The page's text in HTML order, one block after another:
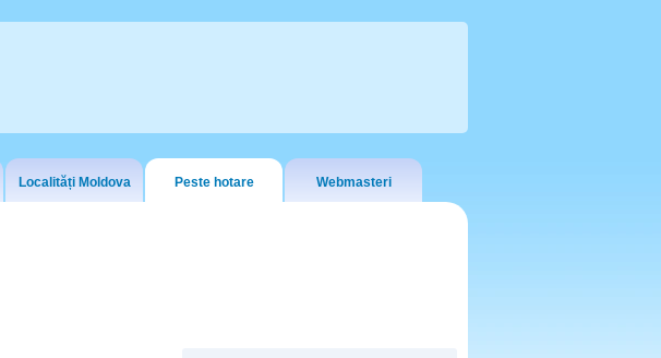
Localități Moldova Peste hotare Webmasteri